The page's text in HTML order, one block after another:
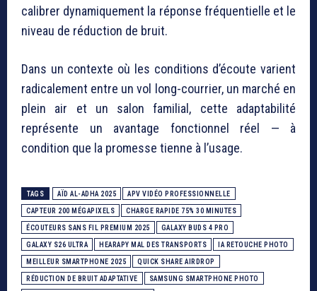
calibrer dynamiquement la réponse fréquentielle et le
niveau de réduction de bruit.
Dans un contexte où les conditions d’écoute varient
radicalement entre un vol long-courrier, un marché en
plein air et un salon familial, cette adaptabilité
représente un avantage fonctionnel réel — à
condition que la promesse tienne à l’usage.
TAGS AÏD AL-ADHA 2025 APV VIDÉO PROFESSIONNELLE
CAPTEUR 200 MÉGAPIXELS CHARGE RAPIDE 75% 30 MINUTES
ÉCOUTEURS SANS FIL PREMIUM 2025 GALAXY BUDS 4 PRO
GALAXY S26 ULTRA HEARAPY MAL DES TRANSPORTS IA RETOUCHE PHOTO
MEILLEUR SMARTPHONE 2025 QUICK SHARE AIRDROP
RÉDUCTION DE BRUIT ADAPTATIVE SAMSUNG SMARTPHONE PHOTO